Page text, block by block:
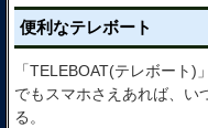
便利なテレボート
「TELEBOAT(テレボート
でもスマホさえあれば、い
る。